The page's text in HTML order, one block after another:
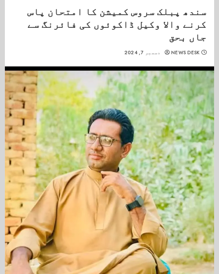
سندھ پبلک سروس کمیشن کا امتحان پاس
کرنے والا وکیل ڈاکوئوں کی فائرنگ سے
جاں بحق
NEWS DESK دسمبر 7, 2024